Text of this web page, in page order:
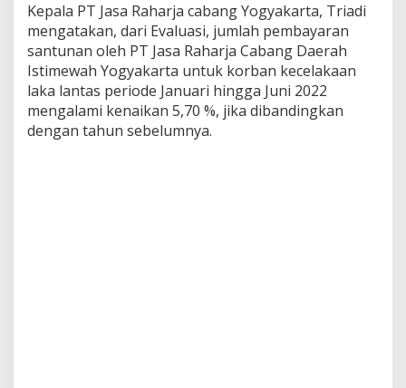
Kepala PT Jasa Raharja cabang Yogyakarta, Triadi
mengatakan, dari Evaluasi, jumlah pembayaran
santunan oleh PT Jasa Raharja Cabang Daerah
Istimewah Yogyakarta untuk korban kecelakaan
laka lantas periode Januari hingga Juni 2022
mengalami kenaikan 5,70 %, jika dibandingkan
dengan tahun sebelumnya.